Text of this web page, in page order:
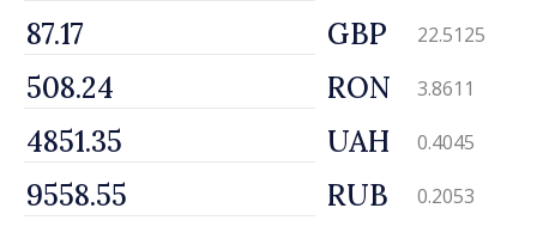
GBP 22.5125
RON 3.8611
UAH 0.4045
RUB 0.2053